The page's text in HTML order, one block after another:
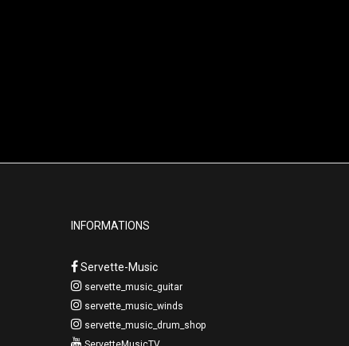
INFORMATIONS
Servette-Music
servette_music_guitar
servette_music_winds
servette_music_drum_shop